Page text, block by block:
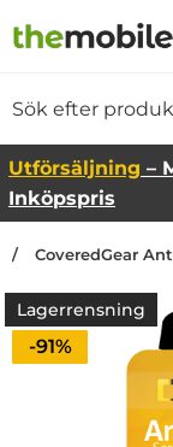
Utförsäljning –
Inköpspris
CoveredGear
Lagerrensning
Priset är
-91%